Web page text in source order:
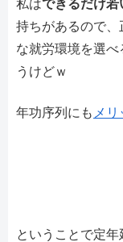
私はできるだけ若
持ちがあるので、
な就労環境を選べ
うけどｗ
年功序列にも メ
ということで定年